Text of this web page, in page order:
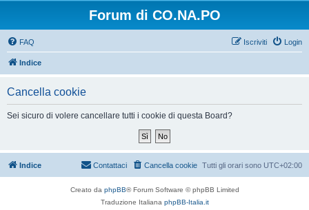
Forum di CO.NA.PO
FAQ Login
Iscriviti
Indice
Cancella cookie
Sei sicuro di volere cancellare tutti i cookie di questa Board?
Indice Tutti gli orari sono UTC+02:00
Cancella cookie
Contattaci
Creato da phpBB® Forum Software © phpBB Limited
Traduzione Italiana phpBB-Italia.it